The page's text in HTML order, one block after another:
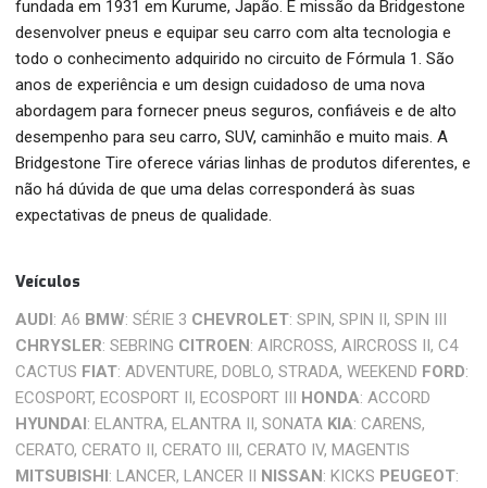
fundada em 1931 em Kurume, Japão. É missão da Bridgestone
desenvolver pneus e equipar seu carro com alta tecnologia e
todo o conhecimento adquirido no circuito de Fórmula 1. São
anos de experiência e um design cuidadoso de uma nova
abordagem para fornecer pneus seguros, confiáveis ​​e de alto
desempenho para seu carro, SUV, caminhão e muito mais. A
Bridgestone Tire oferece várias linhas de produtos diferentes, e
não há dúvida de que uma delas corresponderá às suas
expectativas de pneus de qualidade.
Veículos
AUDI: A6 BMW: SÉRIE 3 CHEVROLET: SPIN, SPIN II, SPIN III
CHRYSLER: SEBRING CITROEN: AIRCROSS, AIRCROSS II, C4
CACTUS FIAT: ADVENTURE, DOBLO, STRADA, WEEKEND FORD:
ECOSPORT, ECOSPORT II, ECOSPORT III HONDA: ACCORD
HYUNDAI: ELANTRA, ELANTRA II, SONATA KIA: CARENS,
CERATO, CERATO II, CERATO III, CERATO IV, MAGENTIS
MITSUBISHI: LANCER, LANCER II NISSAN: KICKS PEUGEOT: